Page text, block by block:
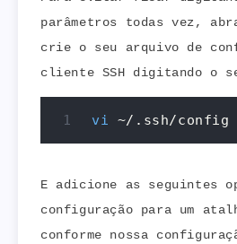
parâmetros todas vez,
crie o seu arquivo de
cliente SSH digitando o
vi ~/.ssh/config
E adicione as seguintes
configuração para um
conforme nossa